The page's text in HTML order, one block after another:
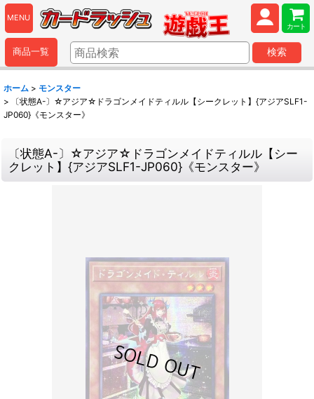
MENU
カート
商品一覧 検索
ホーム > モンスター
>
〔状態A-〕☆アジア☆ドラゴンメイドティルル【シークレット】{アジアSLF1-
JP060}《モンスター》
〔状態A-〕☆アジア☆ドラゴンメイドティルル【シー
クレット】{アジアSLF1-JP060}《モンスター》